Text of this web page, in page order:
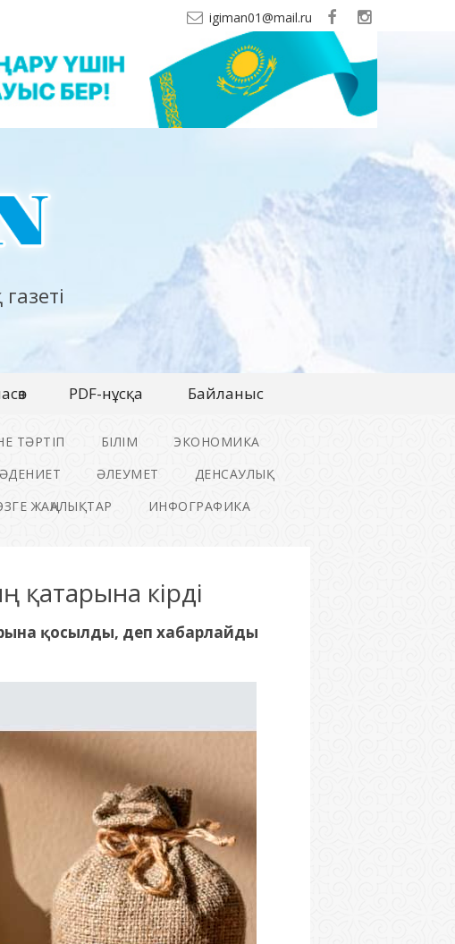
igiman01@mail.ru
PDF-нұсқа Байланыс
ТӘРТІП БІЛІМ
ЭКОНОМИКА
ӘЛЕУМЕТ
ДЕНСАУЛЫҚ
ЖАҢАЛЫҚТАР ИНФОГРАФИКА
қатарына кірді
қосылды, деп хабарлайды